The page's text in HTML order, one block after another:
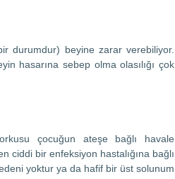
durumdur) beyine zarar verebiliyor.
hasarına sebep olma olasılığı çok
çocuğun ateşe bağlı havale
ciddi bir enfeksiyon hastalığına bağlı
yoktur ya da hafif bir üst solunum